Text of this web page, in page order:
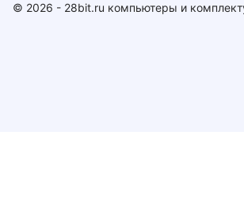
© 2026 - 28bit.ru компьютеры и